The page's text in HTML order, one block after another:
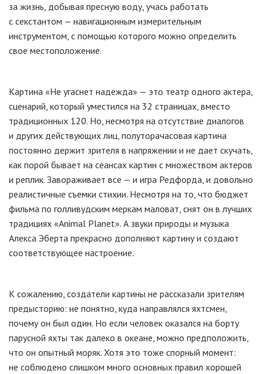
за жизнь, добывая пресную воду, учась работать
с секстантом — навигационным измерительным
инструментом, с помощью которого можно определить
свое местоположение.
Картина «Не угаснет надежда» — это театр одного актера,
сценарий, который уместился на 32 страницах, вместо
традиционных 120. Но, несмотря на отсутствие диалогов
и других действующих лиц, полуторачасовая картина
постоянно держит зрителя в напряжении и не дает скучать,
как порой бывает на сеансах картин с множеством актеров
и реплик. Завораживает все — и игра Редфорда, и довольно
реалистичные съемки стихии. Несмотря на то, что бюджет
фильма по голливудским меркам маловат, снят он в лучших
традициях «Animal Planet». А звуки природы и музыка
Алекса Эберта прекрасно дополняют картину и создают
соответствующее настроение.
К сожалению, создатели картины не рассказали зрителям
предысторию: не понятно, куда направлялся яхтсмен,
почему он был один. Но если человек оказался на борту
парусной яхты так далеко в океане, можно предположить,
что он опытный моряк. Хотя это тоже спорный момент:
не соблюдено слишком много основных правил хорошей